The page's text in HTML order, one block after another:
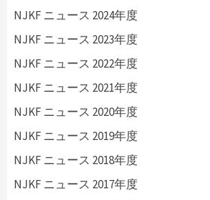
NJKF ニュース 2024年度
NJKF ニュース 2023年度
NJKF ニュース 2022年度
NJKF ニュース 2021年度
NJKF ニュース 2020年度
NJKF ニュース 2019年度
NJKF ニュース 2018年度
NJKF ニュース 2017年度